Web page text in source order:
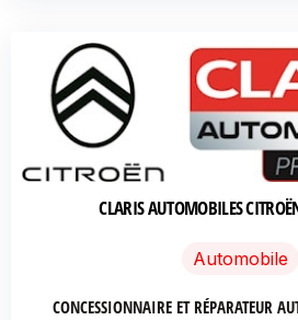
CLARIS AUTOMOBILES
Automobile
CONCESSIONNAIRE ET RÉPARATEUR